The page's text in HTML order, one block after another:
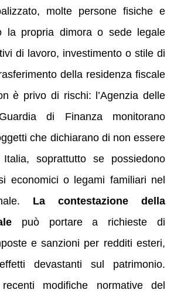
molte persone fisiche e
la propria dimora o sede legale
di lavoro, investimento o stile di
della residenza fiscale
è privo di rischi: l’Agenzia delle
di Finanza monitorano
che dichiarano di non essere
soprattutto se possiedono
economici o legami familiari nel
La contestazione della
può portare a richieste di
e sanzioni per redditi esteri,
devastanti sul patrimonio.
modifiche normative del